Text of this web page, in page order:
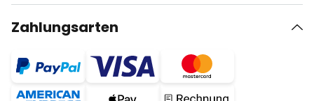
Zahlungsarten